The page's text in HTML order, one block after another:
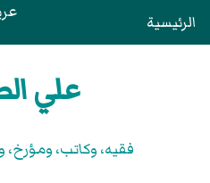
الرئيسية
علي
فقيه، وكاتب،